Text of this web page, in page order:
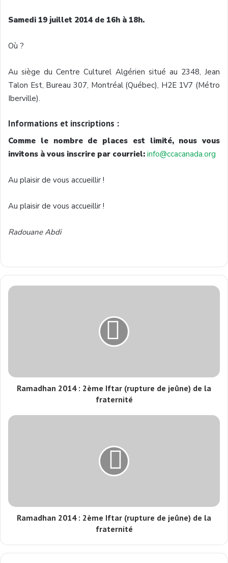
Samedi 19 juillet 2014 de 16h à 18h.
Où ?
Au siège du Centre Culturel Algérien situé au 2348, Jean
Talon Est, Bureau 307, Montréal (Québec), H2E 1V7 (Métro
Iberville).
Informations et inscriptions :
Comme le nombre de places est limité, nous vous
invitons à vous inscrire par courriel: info@ccacanada.org
Au plaisir de vous accueillir !
Au plaisir de vous accueillir !
Radouane Abdi
Ramadhan 2014 : 2ème Iftar (rupture de jeûne) de la
fraternité
Ramadhan 2014 : 2ème Iftar (rupture de jeûne) de la
fraternité